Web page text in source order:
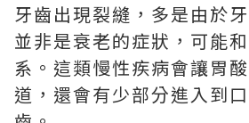
牙齒出現裂縫，多是由於
並非是衰老的症狀，可能
系。這類慢性疾病會讓胃
道，還會有少部分進入到